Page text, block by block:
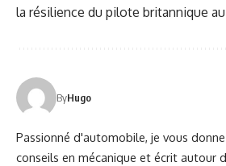
la résilience du pilote britannique
ByHugo
Passionné d'automobile, je vous
conseils en mécanique et écrit autour